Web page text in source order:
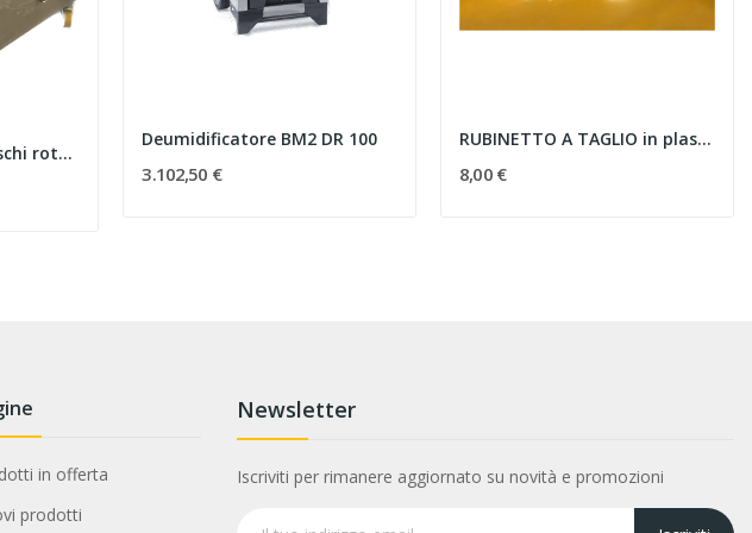
Deumidificatore a dischi rotanti - capacità 500 kg
Deumidificatore BM2 DR 100
3.102,50 €
RUBINETTO A TAGLIO in plastica alimentare – Ø...
8,00 €
in offerta
prodotti
Newsletter
Iscriviti per rimanere aggiornato su novità e promozioni